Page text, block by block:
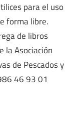
para el uso
forma libre.
de libros
la Asociación
de Pescados y
46 93 01